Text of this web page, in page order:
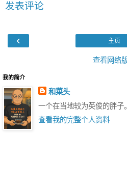
发表评论
‹ 主页
查看网络
我的简介
和菜头
一个在当地较为英俊的胖子。
查看我的完整个人资料